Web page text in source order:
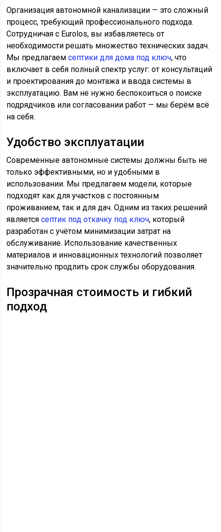
Организация автономной канализации — это сложный
процесс, требующий профессионального подхода.
Сотрудничая с Eurolos, вы избавляетесь от
необходимости решать множество технических задач.
Мы предлагаемсептики для дома под ключ, что
включает в себя полный спектр услуг: от консультаций
и проектирования до монтажа и ввода системы в
эксплуатацию. Вам не нужно беспокоиться о поиске
подрядчиков или согласовании работ — мы берём всё
на себя.
Удобство эксплуатации
Современные автономные системы должны быть не
только эффективными, но и удобными в
использовании. Мы предлагаем модели, которые
подходят как для участков с постоянным
проживанием, так и для дач. Одним из таких решений
являетсясептик под откачку под ключ, который
разработан с учётом минимизации затрат на
обслуживание. Использование качественных
материалов и инновационных технологий позволяет
значительно продлить срок службы оборудования.
Прозрачная стоимость и гибкий
подход